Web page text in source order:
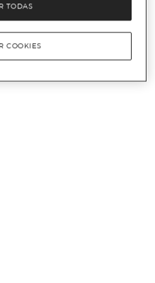
TODAS
COOKIES